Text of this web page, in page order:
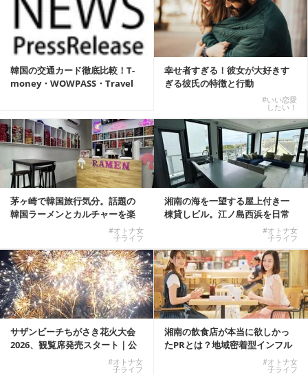
韓国の交通カード徹底比較！T-
money・WOWPASS・Travel
幸せ者すぎる！彼女が大好きす
ぎる彼氏の特徴と行動
#いい恋愛
したい！
茅ヶ崎で韓国旅行気分。話題の
韓国ラーメンとカルチャーを楽
#オトナ女
子ライフ
湘南の海を一望する屋上付き一
棟貸しビル。江ノ島西浜を日常
#オトナ女
子ライフ
サザンビーチちがさき花火大会
2026、観覧席発売スタート｜公
#オトナ女
子ライフ
湘南の飲食店が本当に欲しかっ
たPRとは？地域密着型インフル
#オトナ女
子ライフ